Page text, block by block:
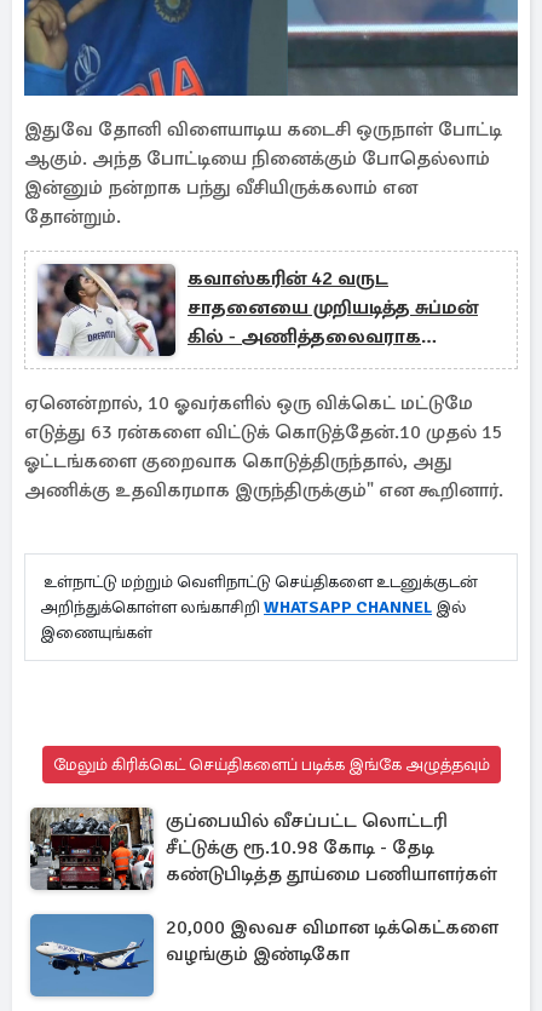
இதுவே தோனி விளையாடிய கடைசி ஒருநாள் போட்டி
ஆகும். அந்த போட்டியை நினைக்கும் போதெல்லாம்
இன்னும் நன்றாக பந்து வீசியிருக்கலாம் என
தோன்றும்.
கவாஸ்கரின் 42 வருட
சாதனையை முறியடித்த சுப்மன்
கில் - அணித்தலைவராக
மற்றுமொரு சாதனை
ஏனென்றால், 10 ஓவர்களில் ஒரு விக்கெட் மட்டுமே
எடுத்து 63 ரன்களை விட்டுக் கொடுத்தேன்.10 முதல் 15
ஓட்டங்களை குறைவாக கொடுத்திருந்தால், அது
அணிக்கு உதவிகரமாக இருந்திருக்கும்" என கூறினார்.
உள்நாட்டு மற்றும் வெளிநாட்டு செய்திகளை உடனுக்குடன்
அறிந்துக்கொள்ள லங்காசிறி WHATSAPP CHANNEL இல்
இணையுங்கள்
மேலும் கிரிக்கெட் செய்திகளைப் படிக்க இங்கே அழுத்தவும்
குப்பையில் வீசப்பட்ட லொட்டரி
சீட்டுக்கு ரூ.10.98 கோடி - தேடி
கண்டுபிடித்த தூய்மை பணியாளர்கள்
20,000 இலவச விமான டிக்கெட்களை
வழங்கும் இண்டிகோ